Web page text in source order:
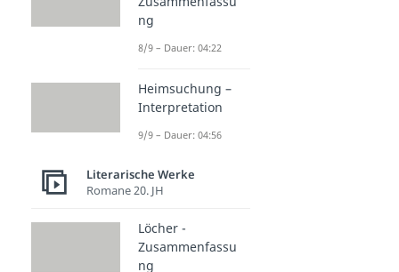
ng
8/9 – Dauer: 04:22
Heimsuchung –
Interpretation
9/9 – Dauer: 04:56
Literarische Werke
Romane 20. JH
Löcher -
Zusammenfassu
ng